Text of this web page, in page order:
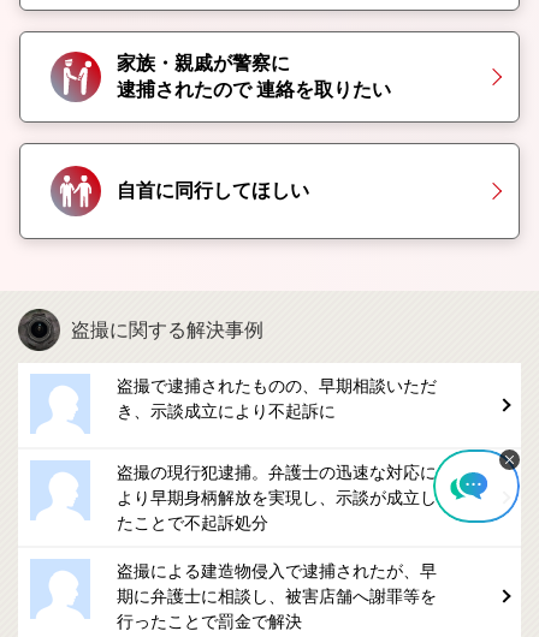
家族・親戚が警察に
逮捕されたので連絡を取りたい
自首に同行してほしい
盗撮に関する解決事例
盗撮で逮捕されたものの、早期相談いただ
き、示談成立により不起訴に
盗撮の現行犯逮捕。弁護士の迅速な対応に
より早期身柄解放を実現し、示談が成立し
たことで不起訴処分
盗撮による建造物侵入で逮捕されたが、早
期に弁護士に相談し、被害店舗へ謝罪等を
行ったことで罰金で解決